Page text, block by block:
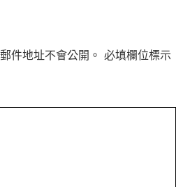
件地址不會公開。 必填欄位標示